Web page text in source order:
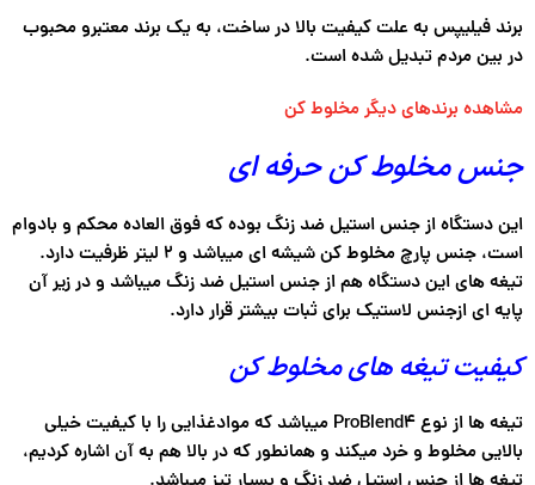
برند فیلیپس به علت کیفیت بالا در ساخت، به یک برند معتبرو محبوب
در بین مردم تبدیل شده است.
مشاهده برندهای دیگر مخلوط کن
جنس مخلوط کن حرفه ای
این دستگاه از جنس استیل ضد زنگ بوده که فوق العاده محکم و بادوام
است، جنس پارچ مخلوط کن شیشه ای میباشد و ۲ لیتر ظرفیت دارد.
تیغه های این دستگاه هم از جنس استیل ضد زنگ میباشد و در زیر آن
پایه ای ازجنس لاستیک برای ثبات بیشتر قرار دارد.
کیفیت تیغه های مخلوط کن
تیغه ها از نوع ProBlend4 میباشد که موادغذایی را با کیفیت خیلی
بالایی مخلوط و خرد میکند و همانطور که در بالا هم به آن اشاره کردیم،